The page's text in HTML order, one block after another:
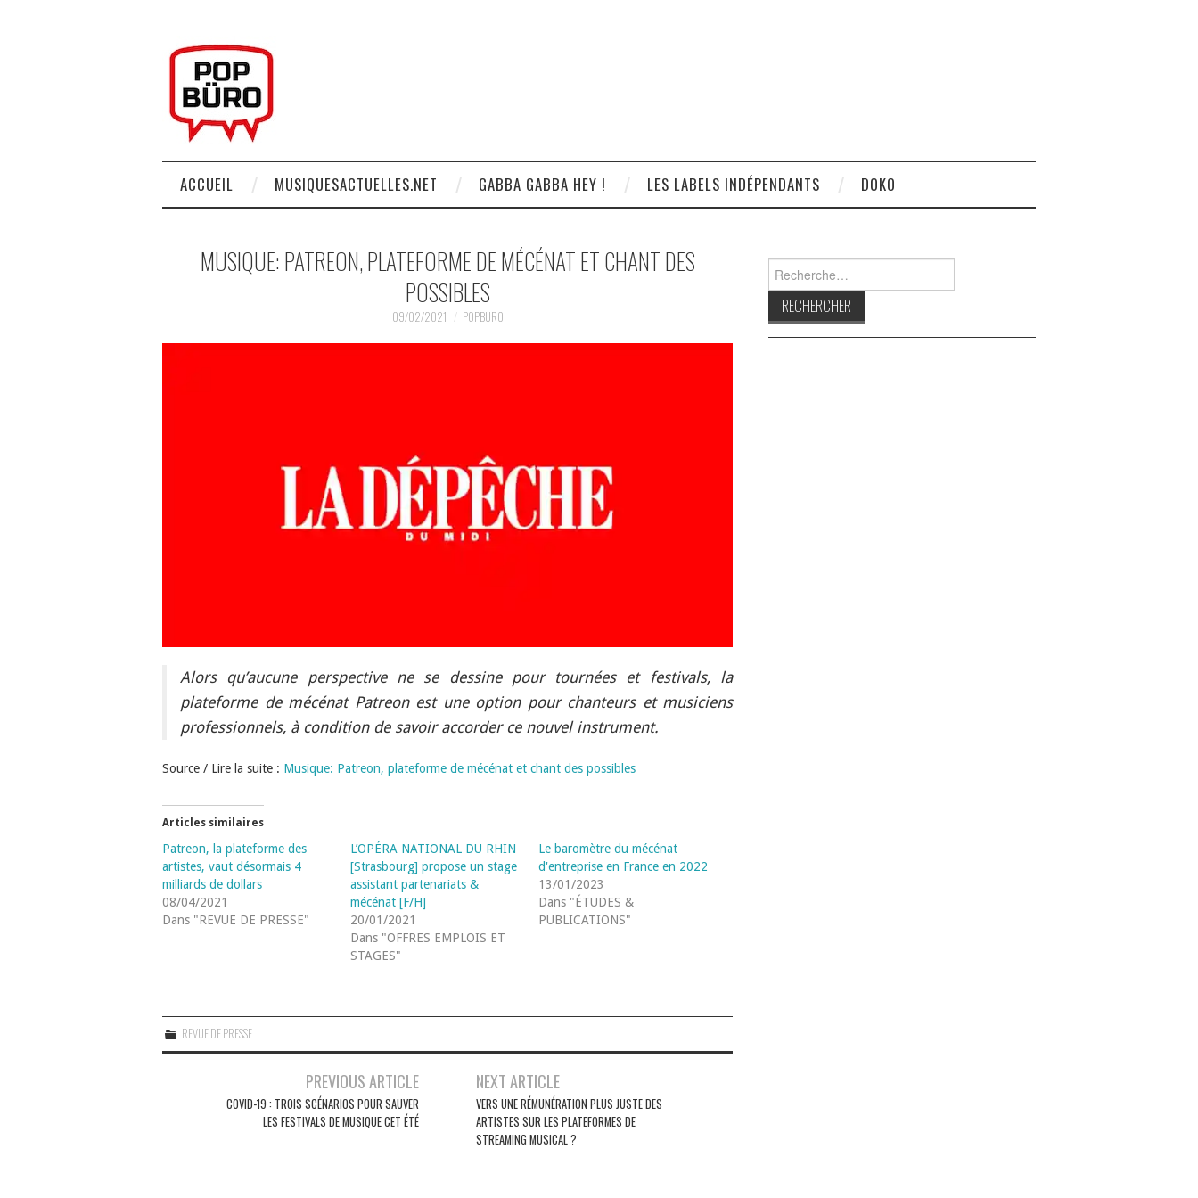
ACCUEIL MUSIQUESACTUELLES.NET GABBA GABBA HEY ! LES LABELS INDÉPENDANTS DOKO
MUSIQUE: PATREON, PLATEFORME DE MÉCÉNAT ET CHANT DES
POSSIBLES
09/02/2021 POPBURO
Alors qu’aucune perspective ne se dessine pour tournées et festivals, la
plateforme de mécénat Patreon est une option pour chanteurs et musiciens
professionnels, à condition de savoir accorder ce nouvel instrument.
Source / Lire la suite : Musique: Patreon, plateforme de mécénat et chant des possibles
Articles similaires
Patreon, la plateforme des
artistes, vaut désormais 4
milliards de dollars
08/04/2021
Dans "REVUE DE PRESSE"
L’OPÉRA NATIONAL DU RHIN
[Strasbourg] propose un stage
assistant partenariats &
mécénat [F/H]
20/01/2021
Dans "OFFRES EMPLOIS ET
STAGES"
Le baromètre du mécénat
d'entreprise en France en 2022
13/01/2023
Dans "ÉTUDES &
PUBLICATIONS"
REVUE DE PRESSE
PREVIOUS ARTICLE
COVID-19 : TROIS SCÉNARIOS POUR SAUVER
LES FESTIVALS DE MUSIQUE CET ÉTÉ
NEXT ARTICLE
VERS UNE RÉMUNÉRATION PLUS JUSTE DES
ARTISTES SUR LES PLATEFORMES DE
STREAMING MUSICAL ?